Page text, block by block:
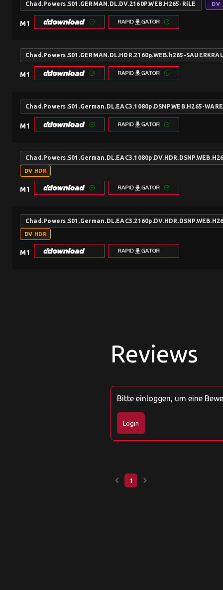
Chad.Powers.S01.GERMAN.DL.DV.2160P.WEB.H265-RiLE DV
M1
Chad.Powers.S01.GERMAN.DL.HDR.2160p.WEB.h265-
M1
Chad.Powers.S01.German.DL.EAC3.1080p.DSNP.WEB.H265-
M1
DV HDR
M1
DV HDR
M1
Reviews
Bitte einloggen, um eine
Login
keyboard_arrow_left 1 keyboard_arrow_right